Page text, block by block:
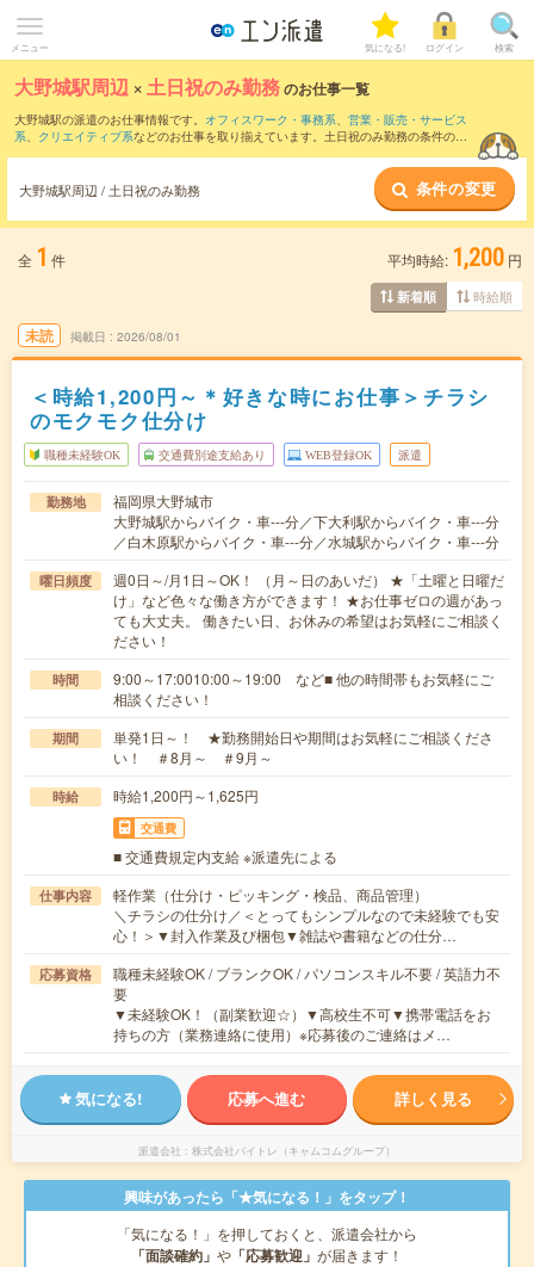
メニュー 気になる! ログイン 検索
大野城駅周辺 ×土日祝のみ勤務のお仕事一覧
大野城駅の派遣のお仕事情報です。 オフィスワーク・事務系、 営業・販売・サービス
系、 クリエイティブ系などのお仕事を取り揃えています。土日祝のみ勤務の条件の他
大野城駅周辺 / 土日祝のみ勤務 条件の変更
全 1 件 平均時給: 1,200 円
新着順 時給順
未読 掲載日 2026/08/01
＜時給1,200円～＊好きな時にお仕事＞チラシ
のモクモク仕分け
職種未経験OK 交通費別途支給あり WEB登録OK 派遣
勤務地
福岡県大野城市
大野城駅からバイク・車---分／下大利駅からバイク・車---分
／白木原駅からバイク・車---分／水城駅からバイク・車---分
曜日頻度
週0日～/月1日～OK！ （月～日のあいだ） ★「土曜と日曜だ
け」など色々な働き方ができます！ ★お仕事ゼロの週があっ
ても大丈夫。 働きたい日、お休みの希望はお気軽にご相談く
ださい！
時間
9:00～17:0010:00～19:00 など■ 他の時間帯もお気軽にご
相談ください！
期間
単発1日～！ ★勤務開始日や期間はお気軽にご相談くださ
い！ ＃8月～ ＃9月～
時給 時給1,200円～1,625円
交通費
■ 交通費規定内支給 ※派遣先による
仕事内容
軽作業（仕分け・ピッキング・検品、商品管理）
＼チラシの仕分け／＜とってもシンプルなので未経験でも安
心！＞▼封入作業及び梱包▼雑誌や書籍などの仕分…
応募資格
職種未経験OK / ブランクOK / パソコンスキル不要 / 英語力不
要
▼未経験OK！（副業歓迎☆）▼高校生不可▼携帯電話をお
持ちの方（業務連絡に使用）※応募後のご連絡はメ…
気になる! 応募へ進む 詳しく見る
派遣会社 株式会社バイトレ（キャムコムグループ）
興味があったら「★気になる！」をタップ！
「気になる！」を押しておくと、派遣会社から
「面談確約」 や 「応募歓迎」 が届きます！